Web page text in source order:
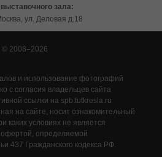
зала:
ул. Деловая д.18
© 2008–2026
и использование фотографий
с согласия владельцев сайта
ссылки на spb.tutkresla.ru
на сайте, носит ознакомительный
каких условиях не является
офертой, определяемой
437 Гражданского кодекса РФ.